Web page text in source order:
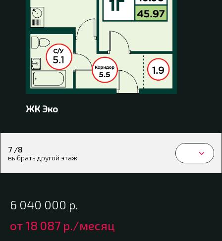
6 040 000 р.
от18 087 р./месяц
выбрать другой этаж
7 /8
ЖК Эко